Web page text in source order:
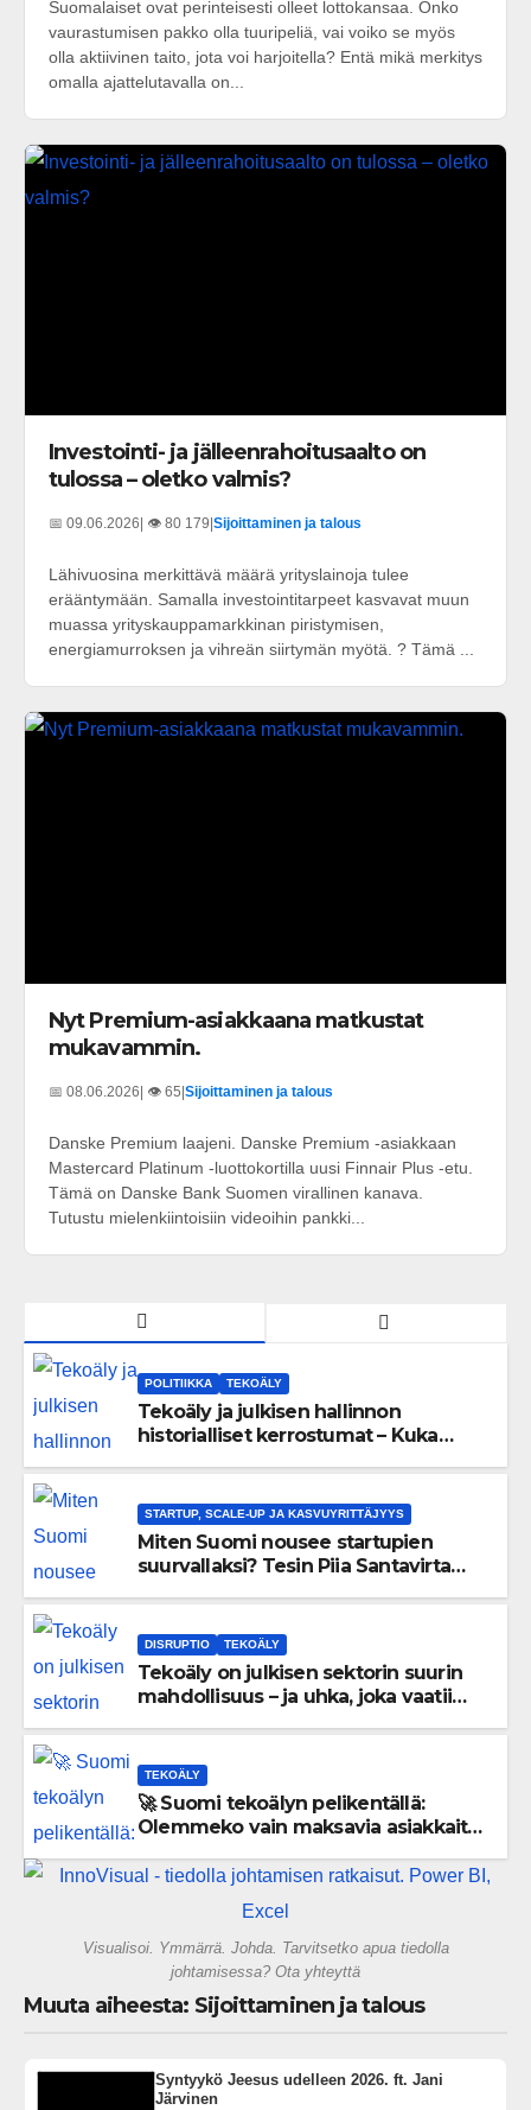
Suomalaiset ovat perinteisesti olleet lottokansaa. Onko
vaurastumisen pakko olla tuuripeliä, vai voiko se myös
olla aktiivinen taito, jota voi harjoitella? Entä mikä merkitys
omalla ajattelutavalla on...
Investointi- ja jälleenrahoitusaalto on
tulossa – oletko valmis?
📅 09.06.2026 | 👁️ 80 179 Sijoittaminen ja talous
Lähivuosina merkittävä määrä yrityslainoja tulee
erääntymään. Samalla investointitarpeet kasvavat muun
muassa yrityskauppamarkkinan piristymisen,
energiamurroksen ja vihreän siirtymän myötä. ? Tämä ...
Nyt Premium-asiakkaana matkustat
mukavammin.
📅 08.06.2026| 👁️ 65|Sijoittaminen ja talous
Danske Premium laajeni. Danske Premium -asiakkaan
Mastercard Platinum -luottokortilla uusi Finnair Plus -etu.
Tämä on Danske Bank Suomen virallinen kanava.
Tutustu mielenkiintoisiin videoihin pankki...
POLITIIKKA TEKOÄLY
Tekoäly ja julkisen hallinnon
historialliset kerrostumat – Kuka
STARTUP, SCALE-UP JA KASVUYRITTÄJYYS
Miten Suomi nousee startupien
suurvallaksi? Tesin Piia Santavirta
DISRUPTIO TEKOÄLY
Tekoäly on julkisen sektorin suurin
mahdollisuus – ja uhka, joka vaatii
TEKOÄLY
🚀 Suomi tekoälyn pelikentällä:
Olemmeko vain maksavia asiakkaita
gigatehtaan?
Visualisoi. Ymmärrä. Johda. Tarvitsetko apua tiedolla
johtamisessa? Ota yhteyttä
Muuta aiheesta: Sijoittaminen ja talous
Syntyykö Jeesus udelleen 2026. ft. Jani
Järvinen